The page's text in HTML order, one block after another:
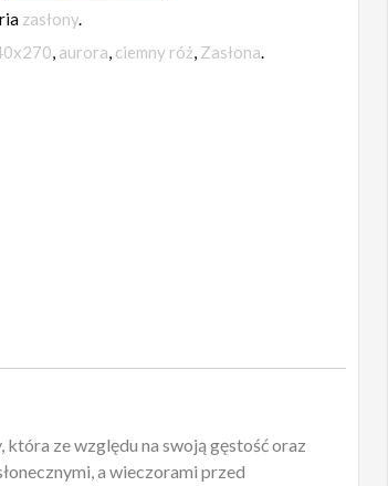
zasłony.
, aurora, ciemny róż, Zasłona.
ze względu na swoją gęstość oraz
a wieczorami przed